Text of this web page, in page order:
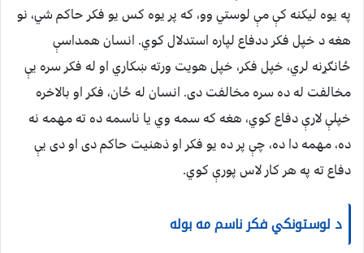
په یوه لیکنه کې مې لوستي وو، که پر یوه کس یو فکر حاکم شي، نو
هغه د خپل فکر ددفاع لپاره استدلال کوي. انسان همداسې
ځانګړنه لري، خپل فکر، خپل هویت ورته ښکاري او له فکر سره یې
مخالفت له ده سره مخالفت دی. انسان له ځان، فکر او بالاخره
خپلې لارې دفاع کوي، هغه که سمه وي یا ناسمه ده ته مهمه نه
ده، مهمه دا ده، چې پر ده یو فکر او ذهنیت حاکم دی او دی یې
دفاع ته په هر کار لاس پورې کوي.
د لوستونکي فکر ناسم مه بوله